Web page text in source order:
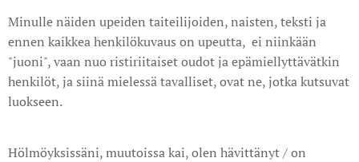
Minulle näiden upeiden taiteilijoiden, naisten, teksti ja
ennen kaikkea henkilökuvaus on upeutta, ei niinkään
"juoni", vaan nuo ristiriitaiset oudot ja epämiellyttävätkin
henkilöt, ja siinä mielessä tavalliset, ovat ne, jotka kutsuvat
luokseen.
Hölmöyksissäni, muutoissa kai, olen hävittänyt / on